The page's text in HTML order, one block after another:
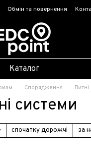
Обмін та повернення
Каталог
Спорядження
системи
спочатку дорожчі за